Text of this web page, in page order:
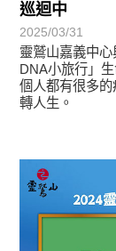
巡迴中
2025/03/31
靈鷲山嘉義中
DNA小旅行」
個人都有很多
轉人生。